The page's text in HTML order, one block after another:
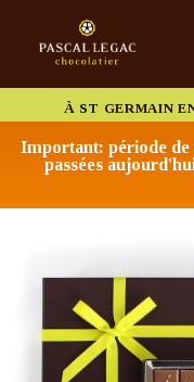
Important: période de
passées
À ST GERMAIN